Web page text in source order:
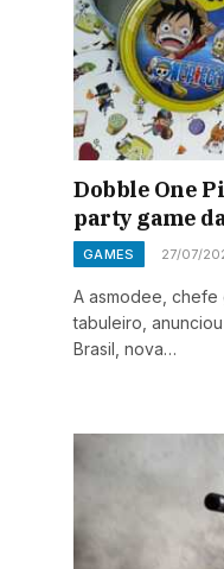
Dobble One
party game
GAMES 27/07/
A asmodee,
tabuleiro,
Brasil, nova…